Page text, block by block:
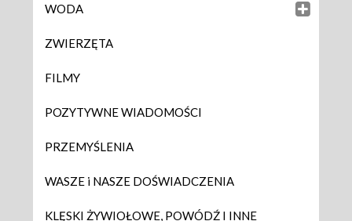
WODA
ZWIERZĘTA
FILMY
POZYTYWNE WIADOMOŚCI
PRZEMYŚLENIA
WASZE i NASZE DOŚWIADCZENIA
KLĘSKI ŻYWIOŁOWE, POWÓDŹ I INNE